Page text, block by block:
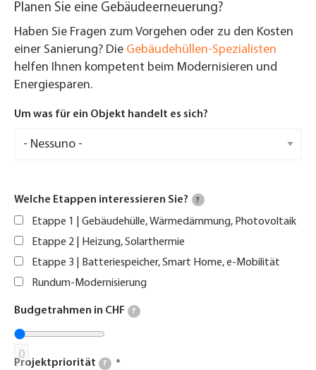
Planen Sie eine Gebäudeerneuerung?
Haben Sie Fragen zum Vorgehen oder zu den Kosten
einer Sanierung? Die Gebäudehüllen-Spezialisten
helfen Ihnen kompetent beim Modernisieren und
Energiesparen.
Um was für ein Objekt handelt es sich?
Welche Etappen interessieren Sie? ?
Etappe 1 | Gebäudehülle, Wärmedämmung, Photovoltaik
Etappe 2 | Heizung, Solarthermie
Etappe 3 | Batteriespeicher, Smart Home, e-Mobilität
Rundum-Modernisierung
Budgetrahmen in CHF ?
0
Projektpriorität ?